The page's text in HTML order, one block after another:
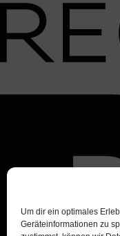
Um dir ein optimales
Geräteinformationen zu